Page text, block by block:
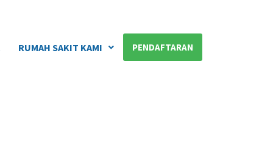
RUMAH SAKIT KAMI PENDAFTARAN